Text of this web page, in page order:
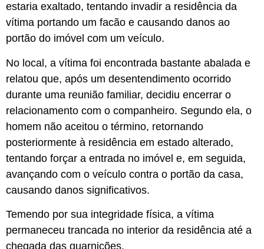
estaria exaltado, tentando invadir a residência da
vítima portando um facão e causando danos ao
portão do imóvel com um veículo.
No local, a vítima foi encontrada bastante abalada e
relatou que, após um desentendimento ocorrido
durante uma reunião familiar, decidiu encerrar o
relacionamento com o companheiro. Segundo ela, o
homem não aceitou o término, retornando
posteriormente à residência em estado alterado,
tentando forçar a entrada no imóvel e, em seguida,
avançando com o veículo contra o portão da casa,
causando danos significativos.
Temendo por sua integridade física, a vítima
permaneceu trancada no interior da residência até a
chegada das guarnições.